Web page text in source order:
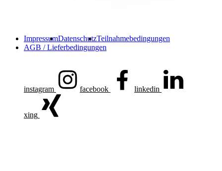
ImpressumDatenschutzTeilnahmebedingungen
AGB / Lieferbedingungen
instagram facebook linkedin
xing